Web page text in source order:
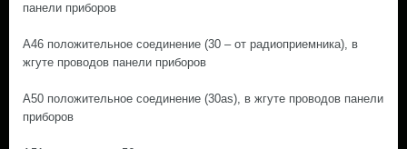
панели приборов
A46 положительное соединение (30 – от радиоприемника), в
жгуте проводов панели приборов
A50 положительное соединение (30as), в жгуте проводов панели
приборов